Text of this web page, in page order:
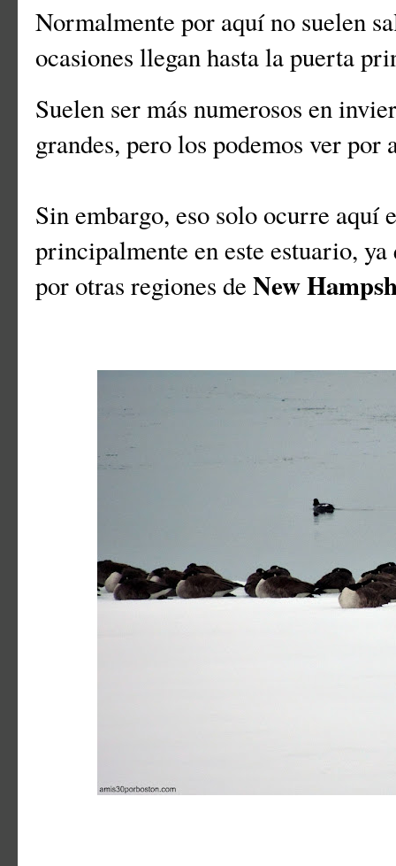
Normalmente por aquí no suelen
ocasiones llegan hasta la puerta
Suelen ser más numerosos en
grandes, pero los podemos ver
Sin embargo, eso solo ocurre aquí
principalmente en este estuario,
por otras regiones de New